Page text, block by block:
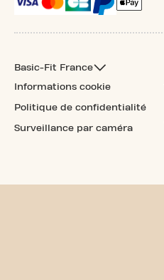
Basic-Fit France
Informations cookie
Politique de confidentialité
Surveillance par caméra